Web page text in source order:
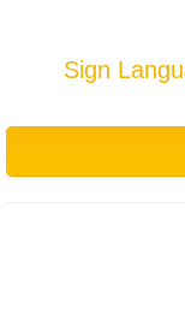
Sign